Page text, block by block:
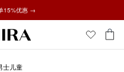
15%优惠 →
✓ 免费调整尺寸
士儿童